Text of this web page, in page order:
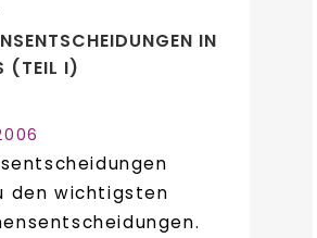
IN
(TEIL I)
den wichtigsten